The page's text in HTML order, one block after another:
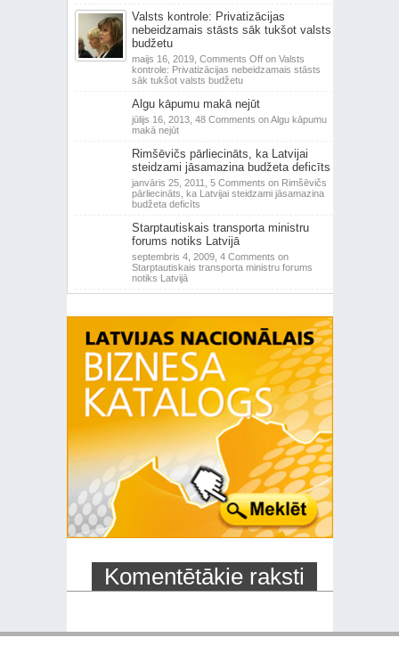
Valsts kontrole: Privatizācijas
nebeidzamais stāsts sāk tukšot valsts
budžetu
maijs 16, 2019, Comments Offon Valsts
kontrole: Privatizācijas nebeidzamais stāsts
sāk tukšot valsts budžetu
Algu kāpumu makā nejūt
jūlijs 16, 2013, 48 Comments on Algu kāpumu
makā nejūt
Rimšēvičs pārliecināts, ka Latvijai
steidzami jāsamazina budžeta deficīts
janvāris 25, 2011, 5 Comments on Rimšēvičs
pārliecināts, ka Latvijai steidzami jāsamazina
budžeta deficīts
Starptautiskais transporta ministru
forums notiks Latvijā
septembris 4, 2009, 4 Comments on
Starptautiskais transporta ministru forums
notiks Latvijā
Komentētākie raksti